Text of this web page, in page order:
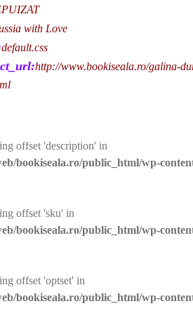
with Love
default.css
http://www.bookiseala.ro/galina-
offset 'description' in
bookiseala.ro/public_html/wp-
offset 'sku' in
bookiseala.ro/public_html/wp-
offset 'optset' in
bookiseala.ro/public_html/wp-